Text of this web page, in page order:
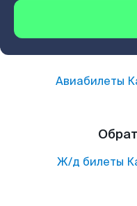
Авиабилеты
Ж/д билеты